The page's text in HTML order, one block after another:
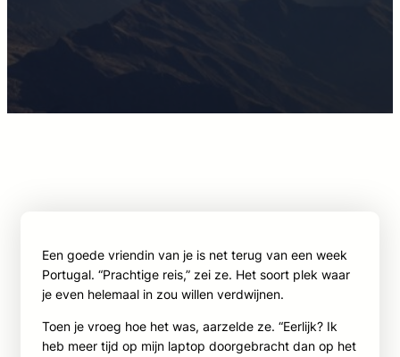
Een goede vriendin van je is net terug van een week
Portugal. “Prachtige reis,” zei ze. Het soort plek waar
je even helemaal in zou willen verdwijnen.
Toen je vroeg hoe het was, aarzelde ze. “Eerlijk? Ik
heb meer tijd op mijn laptop doorgebracht dan op het